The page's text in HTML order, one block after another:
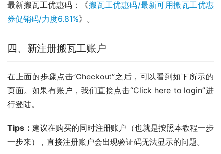
最新搬瓦工优惠码：《搬瓦工优惠码/最新可用搬瓦工优惠
券促销码/力度6.81%》。
四、新注册搬瓦工账户
在上面的步骤点击“Checkout”之后，可以看到如下所示的
页面。如果有账户，我们直接点击“Click here to login”进
行登陆。
Tips： 建议在购买的同时注册账户（也就是按照本教程一步
一步来），直接注册账户会出现验证码无法显示的问题。